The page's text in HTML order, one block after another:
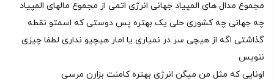
مجموع مدال های المپیاد جهانی انرژی اتمی از مجموع مالهای المپیاد
چه جهانی چه کشوری حلی یک بهتره پس دوستی که اسمتو نقطه
گذاشتی اگه از هیچی سر در نمیاری یا امار هیچیو نداری لطفا چیزی
ننویس
اونایی که مثل من میگن انرژی بهتره کامنت بزارن مرسی